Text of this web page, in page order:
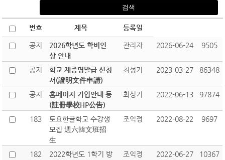
번호 제목 등록일
공지
2026학년도 학비인
상 안내
관리자 2026-06-24 9505
공지
학교 제증명발급 신청
서(證明文件申請)
최성기 2023-03-27 86348
공지
홈페이지 가입안내 등
(註冊學校HP公告)
최성기 2022-06-13 97874
183
토요한글학교 수강생
모집 週六韓文班招
生
조익정 2022-08-22 9697
182
2022학년도 1학기 방
조익정 2022-06-27 10367